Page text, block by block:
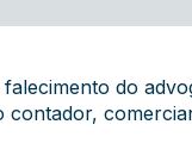
do
contador,